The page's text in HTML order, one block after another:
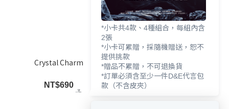
Crystal Charm
NT$690
My Fate Charm
*小卡共4款、4種組合，每組內含
2張
*小卡可累贈，採隨機贈送，恕不
提供挑款
*贈品不累贈，不可退換貨
*訂單必須含至少一件D&E代言包
款（不含皮夾）